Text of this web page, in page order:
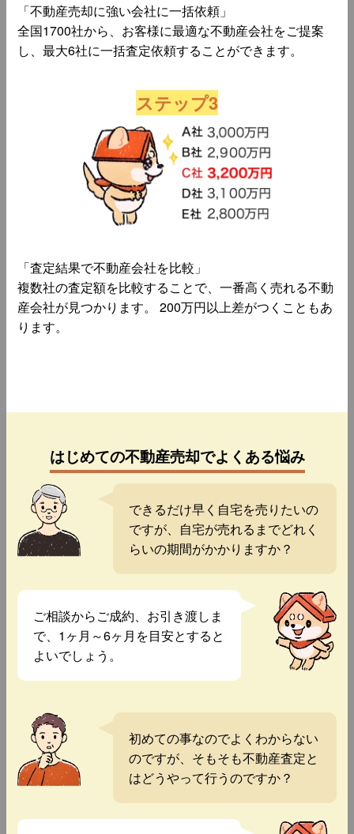
「不動産売却に強い会社に一括依頼」
全国1700社から、お客様に最適な不動産会社をご提案
し、最大6社に一括査定依頼することができます。
ステップ3
「査定結果で不動産会社を比較」
複数社の査定額を比較することで、一番高く売れる不動
産会社が見つかります。 200万円以上差がつくこともあ
ります。
はじめての不動産売却でよくある悩み
できるだけ早く自宅を売りたいの
ですが、自宅が売れるまでどれく
らいの期間がかかりますか？
ご相談からご成約、お引き渡しま
で、1ヶ月～6ヶ月を目安とすると
よいでしょう。
初めての事なのでよくわからない
のですが、そもそも不動産査定と
はどうやって行うのですか？